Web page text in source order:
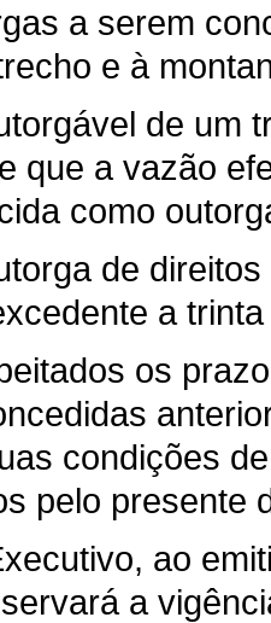
a serem
e à
de um
que a vazão
como
de
a
os
condições
pelo presente
ao
a